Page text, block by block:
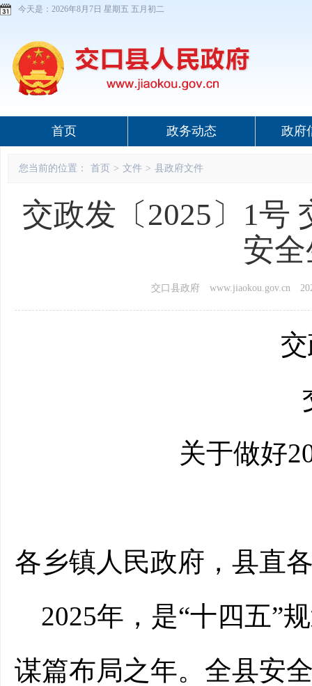
今天是： 2026年8月7日 星期五 五月初二
首页 政务动态 政府
您当前的位置： 首页 > 文件 > 县政府文件
交政发〔2025〕1号
安
交口县政府 www.jiaokou.gov.cn
关于做好
各乡镇人民政府，县直
2025年，是“十四五”
谋篇布局之年。全县安